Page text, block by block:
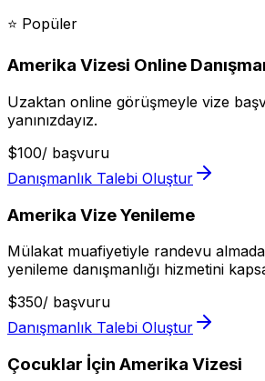
⭐ Popüler
Amerika Vizesi Online
Uzaktan online görüşmeyle vize
yanınızdayız.
$100/ başvuru
Danışmanlık Talebi Oluştur
Amerika Vize Yenileme
Mülakat muafiyetiyle randevu
yenileme danışmanlığı hizmetini
$350/ başvuru
Danışmanlık Talebi Oluştur
Çocuklar İçin Amerika Vizesi